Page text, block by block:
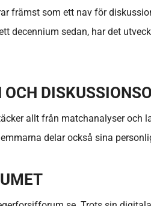
främst som ett nav för
decennium sedan, har det
allt från matchanalyser och
delar också sina